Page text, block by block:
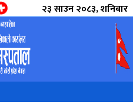
२३ साउन २०८३, शनिबार